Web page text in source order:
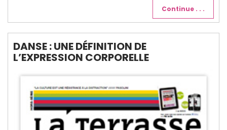
Continue . . .
DANSE : UNE DÉFINITION DE
L’EXPRESSION CORPORELLE